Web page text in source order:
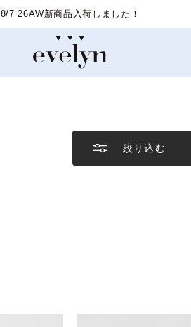
8/7 26AW新商品入荷しました！
絞り込む